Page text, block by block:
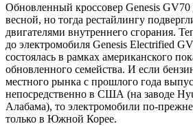
Обновленный кроссовер Genesis
весной, но тогда рестайлингу
двигателями внутреннего сгорания.
до электромобиля Genesis Electrified
состоялась в рамках американского
обновленного семейства. И если
местного рынка с прошлого года
непосредственно в США (на заводе
Алабама), то электромобили по-
только в Южной Корее.